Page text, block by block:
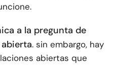
a la pregunta de
. sin embargo, hay
abiertas que